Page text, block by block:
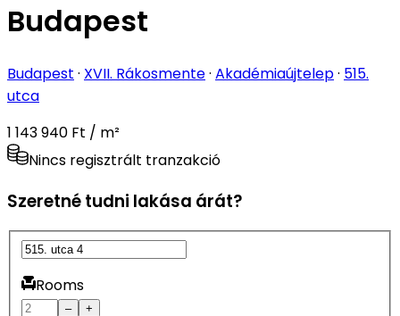
Budapest
Budapest · XVII. Rákosmente· Akadémiaújtelep· 515.
utca
1 143 940 Ft / m²
Nincs regisztrált tranzakció
Szeretné tudni lakása árát?
Rooms
– +